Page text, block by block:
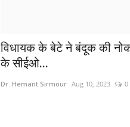
विधायक के बेटे ने बंदूक की
के सीईओ...
Dr. Hemant Sirmour Aug 10, 2023 0